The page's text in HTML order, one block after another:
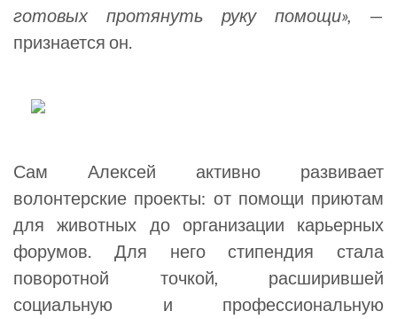
готовых протянуть руку помощи», —
признается он.
Сам Алексей активно развивает
волонтерские проекты: от помощи приютам
для животных до организации карьерных
форумов. Для него стипендия стала
поворотной точкой, расширившей
социальную и профессиональную